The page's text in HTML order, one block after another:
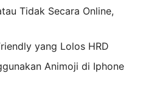
Tidak Secara Online,
yang Lolos HRD
Animoji di Iphone